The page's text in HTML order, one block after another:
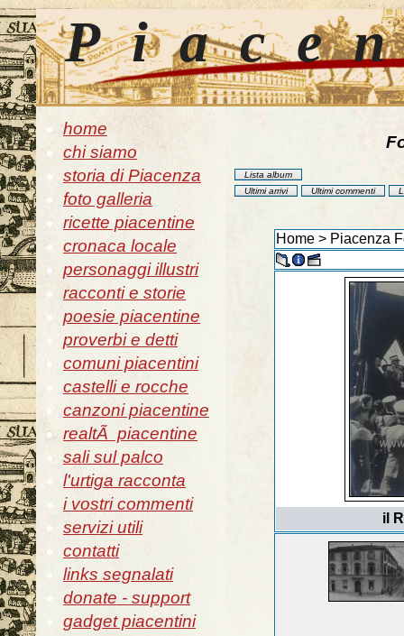
home
chi siamo
storia di Piacenza
foto galleria
ricette piacentine
cronaca locale
personaggi illustri
racconti e storie
poesie piacentine
proverbi e detti
comuni piacentini
castelli e rocche
canzoni piacentine
realtÃ piacentine
sali sul palco
l'urtiga racconta
i vostri commenti
servizi utili
contatti
links segnalati
donate - support
gadget piacentini
Lista album
Ultimi arrivi
Ultimi commenti
Home> Piacenza
il